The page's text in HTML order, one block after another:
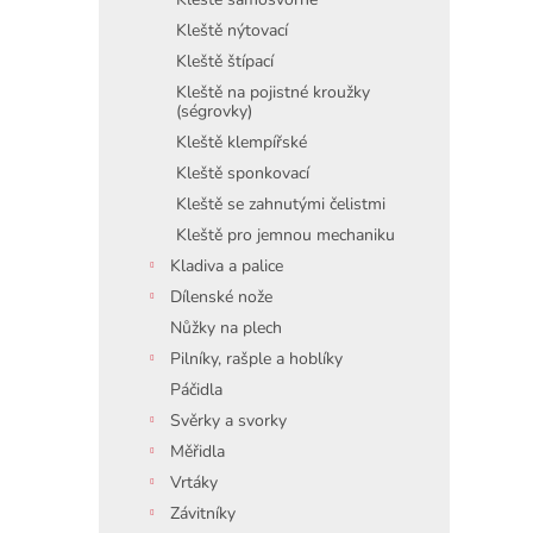
Kleště nýtovací
Kleště štípací
Kleště na pojistné kroužky
(ségrovky)
Kleště klempířské
Kleště sponkovací
Kleště se zahnutými čelistmi
Kleště pro jemnou mechaniku
Kladiva a palice
Dílenské nože
Nůžky na plech
Pilníky, rašple a hoblíky
Páčidla
Svěrky a svorky
Měřidla
Vrtáky
Závitníky